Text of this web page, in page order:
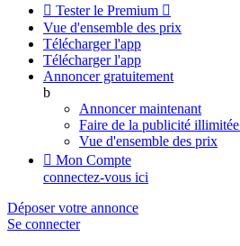
 Tester le Premium 
Vue d'ensemble des prix
Télécharger l'app
Télécharger l'app
Annoncer gratuitement
b
Annoncer maintenant
Faire de la publicité illimitée
Vue d'ensemble des prix
 Mon Compte
connectez-vous ici
Déposer votre annonce
Se connecter